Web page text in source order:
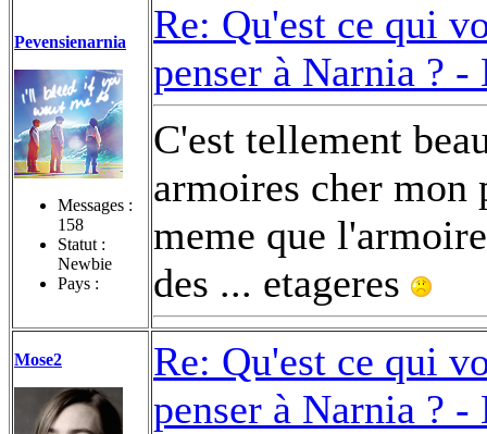
Pevensienarnia
Messages :
158
Statut :
Newbie
Pays :
Re: Qu'est ce qui
penser à Narnia ? -
C'est tellement
armoires cher mon
meme que
des ... etageres
Mose2
Re: Qu'est ce qui
penser à Narnia ? -